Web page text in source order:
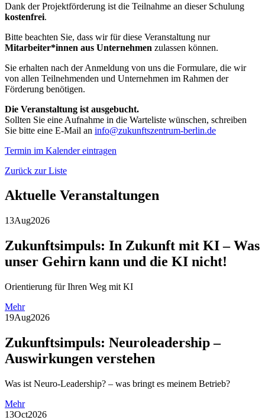
Dank der Projektförderung ist die Teilnahme an dieser Schulung
kostenfrei.
Bitte beachten Sie, dass wir für diese Veranstaltung nur
Mitarbeiter*innen aus Unternehmen zulassen können.
Sie erhalten nach der Anmeldung von uns die Formulare, die wir
von allen Teilnehmenden und Unternehmen im Rahmen der
Förderung benötigen.
Die Veranstaltung ist ausgebucht.
Sollten Sie eine Aufnahme in die Warteliste wünschen, schreiben
Sie bitte eine E-Mail an info@zukunftszentrum-berlin.de
Termin im Kalender eintragen
Zurück zur Liste
Aktuelle Veranstaltungen
13Aug2026
Zukunftsimpuls: In Zukunft mit KI – Was
unser Gehirn kann und die KI nicht!
Orientierung für Ihren Weg mit KI
Mehr
19Aug2026
Zukunftsimpuls: Neuroleadership –
Auswirkungen verstehen
Was ist Neuro-Leadership? – was bringt es meinem Betrieb?
Mehr
13Oct2026